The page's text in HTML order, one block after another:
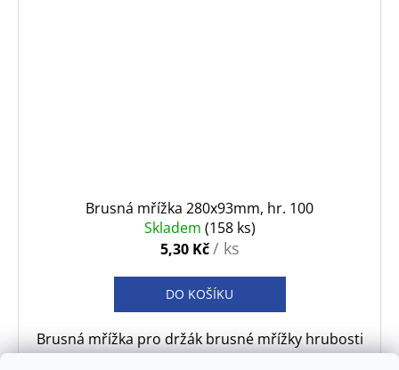
Brusná mřížka 280x93mm, hr. 100
Skladem (158 ks)
5,30 Kč/ ks
DO KOŠÍKU
Brusná mřížka pro držák brusné mřížky hrubosti
100